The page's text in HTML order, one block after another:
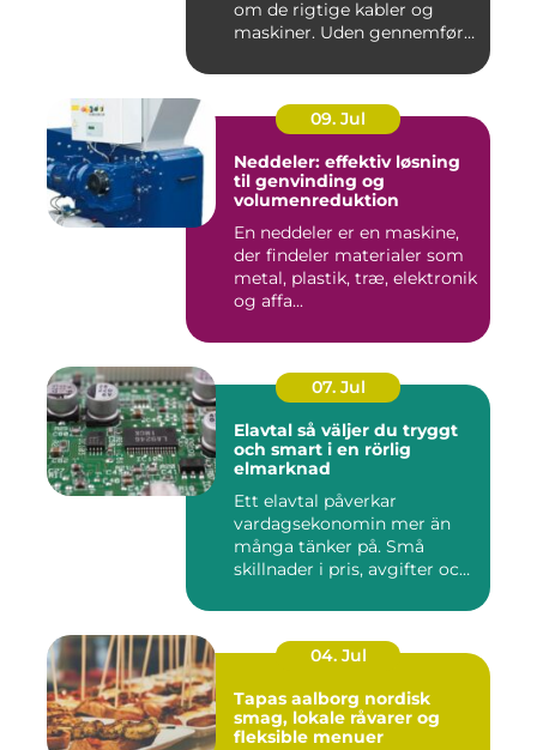
om de rigtige kabler og
maskiner. Uden gennemført
09. Jul
Neddeler: effektiv løsning
til genvinding og
volumenreduktion
En neddeler er en maskine,
der findeler materialer som
metal, plastik, træ, elektronik
og affa...
07. Jul
Elavtal så väljer du tryggt
och smart i en rörlig
elmarknad
Ett elavtal påverkar
vardagsekonomin mer än
många tänker på. Små
skillnader i pris, avgifter och
04. Jul
Tapas aalborg nordisk
smag, lokale råvarer og
fleksible menuer